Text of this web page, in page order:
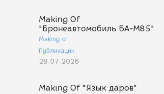
Making Of
"Бронеавтомобиль БА-М85"
Making of
Публикации
28.07.2026
Making Of "Язык даров"